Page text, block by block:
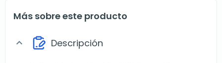
Más sobre este producto
expand_more Descripción